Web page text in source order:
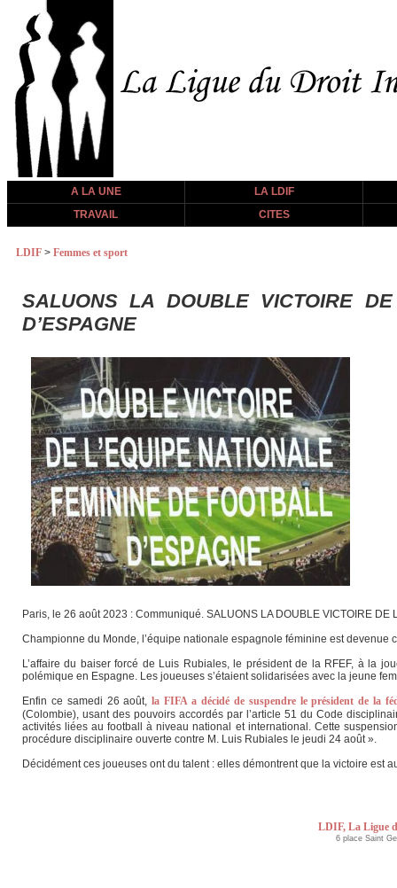
A LA UNE
LA LDIF
TRAVAIL
CITES
LDIF > Femmes et sport
SALUONS LA DOUBLE VICTOIRE
D’ESPAGNE
Paris, le 26 août 2023 : Communiqué. SALUONS LA DOUBLE VICTOIRE DE
Championne du Monde, l’équipe nationale espagnole féminine est devenue
L’affaire du baiser forcé de Luis Rubiales, le président de la RFEF, à la
polémique en Espagne. Les joueuses s’étaient solidarisées avec la jeune
Enfin ce samedi 26 août,la FIFA a décidé de suspendre le président de la
(Colombie), usant des pouvoirs accordés par l’article 51 du Code
activités liées au football à niveau national et international. Cette
procédure disciplinaire ouverte contre M. Luis Rubiales le jeudi 24 août ».
Décidément ces joueuses ont du talent : elles démontrent que la victoire est
LDIF, La Ligue
6 place Saint